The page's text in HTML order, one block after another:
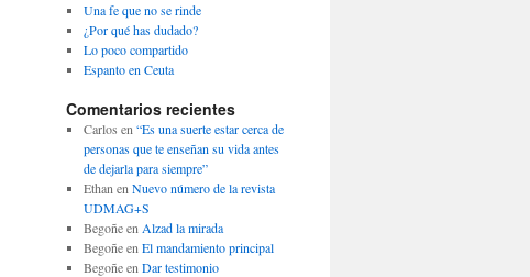
Una fe que no se rinde
¿Por qué has dudado?
Lo poco compartido
Espanto en Ceuta
Comentarios recientes
Carlos en “Es una suerte estar cerca de
personas que te enseñan su vida antes
de dejarla para siempre”
Ethan en Nuevo número de la revista
UDMAG+S
Begoñeen Alzad la mirada
Begoñeen El mandamiento principal
Begoñeen Dar testimonio